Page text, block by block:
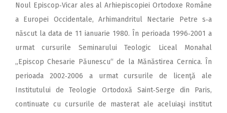
Noul Episcop‑Vicar ales al Arhiepiscopiei Ortodoxe Române
a Europei Occidentale, Arhimandritul Nectarie Petre s‑a
născut la data de 11 ianuarie 1980. În perioada 1996‑2001 a
urmat cursurile Seminarului Teologic Liceal Monahal
„Episcop Chesarie Păunescu“ de la Mănăstirea Cernica. În
perioada 2002‑2006 a urmat cursurile de licenţă ale
Institutului de Teologie Ortodoxă Saint‑Serge din Paris,
continuate cu cursurile de masterat ale aceluiaşi institut